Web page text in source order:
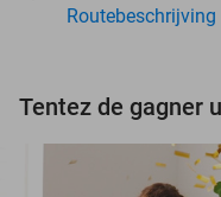
Routebeschrijving